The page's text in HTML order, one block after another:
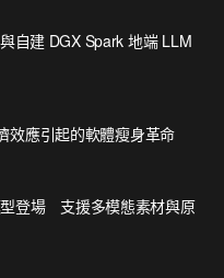
自建 DGX Spark 地端 LLM
效應引起的軟體瘦身革命
登場 支援多模態素材與原